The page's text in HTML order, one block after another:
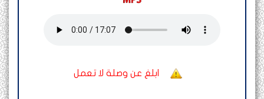
ابلغ عن وصلة لا تعمل